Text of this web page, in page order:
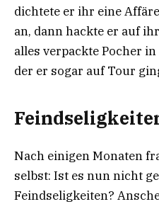
dichtete er ihr eine
an, dann hackte er auf
alles verpackte Pocher
der er sogar auf Tour
Nach einigen Monaten
selbst: Ist es nun nicht
Feindseligkeiten?